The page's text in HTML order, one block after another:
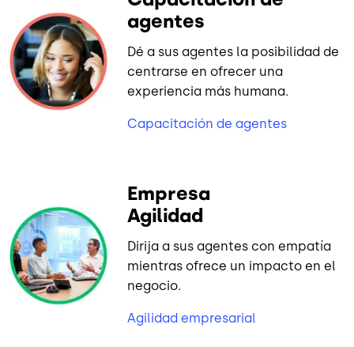
agentes
Dé a sus agentes la posibilidad de
centrarse en ofrecer una
experiencia más humana.
Capacitación de agentes
Empresa
Agilidad
Dirija a sus agentes con empatía
mientras ofrece un impacto en el
negocio.
Agilidad empresarial